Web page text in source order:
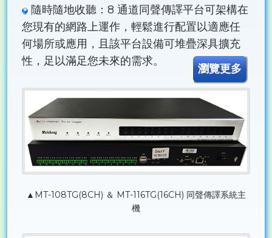
隨時隨地收聽：8 通道同聲傳譯平台可架構在
您現有的網路上運作，輕鬆進行配置以適應任
何場所或應用，且該平台設備可堆疊深具擴充
性，足以滿足您未來的需求。
瀏覽更多
▲MT-108TG(8CH) ＆ MT-116TG(16CH) 同聲傳譯系統主
機